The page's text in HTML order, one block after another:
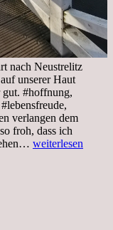
nach Neustrelitz
unserer Haut
gut. #hoffnung,
verlangen dem
froh, dass ich
Sonnabend,
weiterlesen